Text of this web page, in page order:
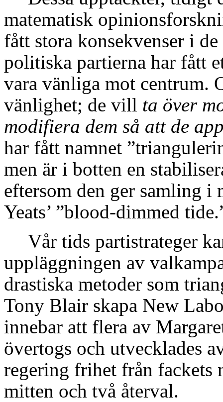
matematisk
fått stora konsekvenser i
politiska partierna har fått
vara vänliga mot centrum.
vänlighet; de vill ta över
modifiera dem så att de
har fått namnet
men är i botten en
eftersom den ger samling
Yeats’ ”blood-dimmed
Vår tids partistrateger
uppläggningen av
drastiska metoder som
Tony Blair skapa New
innebar att flera av
övertogs och utvecklades
regering frihet från
mitten och två återval.